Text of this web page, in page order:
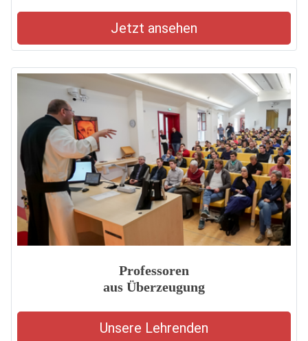
Jetzt ansehen
Professoren
aus Überzeugung
Unsere Lehrenden